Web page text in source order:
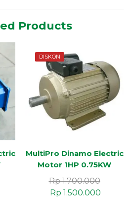
Products
DISKON
MultiPro Dinamo Electric
Motor 1HP 0.75KW
Rp1.700.000
Rp 1.500.000